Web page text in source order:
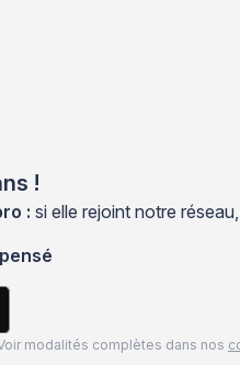
!
: si elle rejoint notre
modalités complètes dans nos